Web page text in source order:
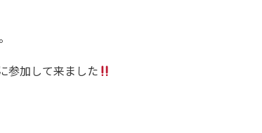
参加して来ました